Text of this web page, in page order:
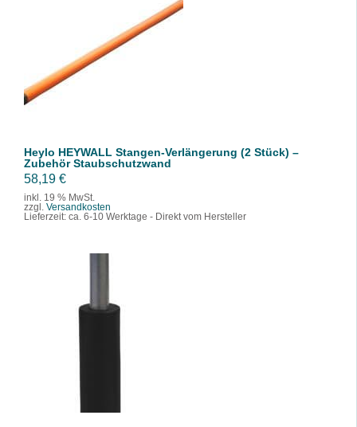
IN DEN WARENKORB
/
DETAILS
Heylo HEYWALL Stangen-Verlängerung (2 Stück) –
Zubehör Staubschutzwand
58,19 €
inkl. 19 % MwSt.
zzgl. Versandkosten
Lieferzeit: ca. 6-10 Werktage - Direkt vom Hersteller
/